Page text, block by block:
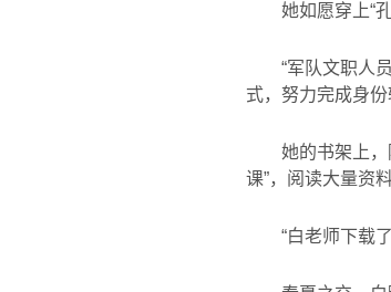
她如愿穿上“
“军队文职人
式，努力完成身份
她的书架上
课”，阅读大量资
“白老师下载